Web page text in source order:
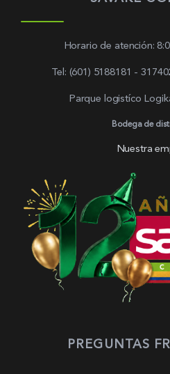
Horario de atención:
Tel: (601) 5188181 -
Parque logistíco
Bodega de
Nuestra
PREGUNTAS